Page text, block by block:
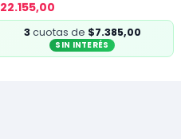
22.155,00
3cuotas de $7.385,00
SIN INTERÉS